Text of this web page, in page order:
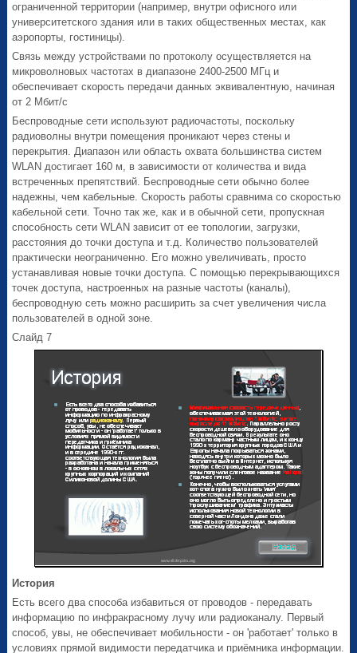
ограниченной территории (например, внутри офисного или
университетского здания или в таких общественных местах, как
аэропорты, гостиницы).
Связь между устройствами по протоколу осуществляется на
микроволновых частотах в диапазоне 2400-2500 МГц и
обеспечивает скорость передачи данных эквивалентную, начиная
от 2 Мбит/c
Беспроводные сети используют радиочастоты, поскольку
радиоволны внутри помещения проникают через стены и
перекрытия. Диапазон или область охвата большинства систем
WLAN достигает 160 м, в зависимости от количества и вида
встреченных препятствий. Беспроводные сети обычно более
надежны, чем кабельные. Скорость работы сравнима со скоростью
кабельной сети. Точно так же, как и в обычной сети, пропускная
способность сети WLAN зависит от ее топологии, загрузки,
расстояния до точки доступа и т.д. Количество пользователей
практически неограниченно. Его можно увеличивать, просто
устанавливая новые точки доступа. С помощью перекрывающихся
точек доступа, настроенных на разные частоты (каналы),
беспроводную сеть можно расширить за счет увеличения числа
пользователей в одной зоне.
Слайд 7
История
Есть всего два способа избавиться от проводов - передавать
информацию по инфракрасному лучу или радиоканалу. Первый
способ, увы, не обеспечивает мобильности - он 'работает' только в
условиях прямой видимости передатчика и приёмника информации.